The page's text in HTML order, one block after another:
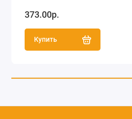
373.00р.
Купить